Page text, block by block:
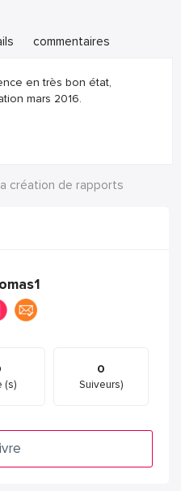
commentaires
en très bon état,
mars 2016.
création de rapports
(s)
0
Suiveurs)